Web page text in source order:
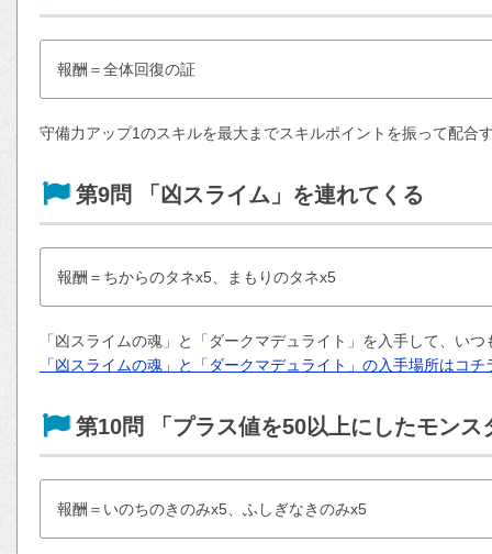
報酬＝全体回復の証
守備力アップ1のスキルを最大までスキルポイントを振って配合
第9問 「凶スライム」を連れてくる
報酬＝ちからのタネx5、まもりのタネx5
「凶スライムの魂」と「ダークマデュライト」を入手して、い
「凶スライムの魂」と「ダークマデュライト」の入手場所はコチ
第10問 「プラス値を50以上にしたモンス
報酬＝いのちのきのみx5、ふしぎなきのみx5